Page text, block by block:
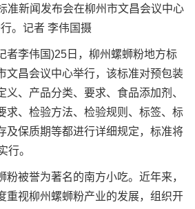
新闻发布会在柳州市文昌会议中心
。记者 李伟国摄
李伟国)25日，柳州螺蛳粉地方标
文昌会议中心举行，该标准对预包装
义、产品分类、要求、食品添加剂、
求、检验方法、检验规则、标签、标
及保质期等都进行详细规定，标准将
行。
被誉为著名的南方小吃。近年来，
重视柳州螺蛳粉产业的发展，组织开